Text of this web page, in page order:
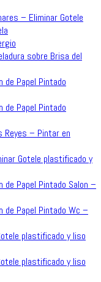
– Eliminar Gotele
sobre Brisa del
de Papel Pintado
de Papel Pintado
Reyes – Pintar en
Gotele plastificado y
de Papel Pintado Salon –
de Papel Pintado Wc –
plastificado y liso
plastificado y liso